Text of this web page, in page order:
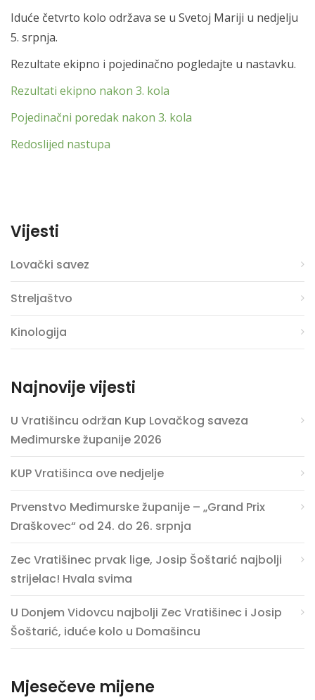
Iduće četvrto kolo održava se u Svetoj Mariji u nedjelju
5. srpnja.
Rezultate ekipno i pojedinačno pogledajte u nastavku.
Rezultati ekipno nakon 3. kola
Pojedinačni poredak nakon 3. kola
Redoslijed nastupa
Vijesti
Lovački savez
Streljaštvo
Kinologija
Najnovije vijesti
U Vratišincu održan Kup Lovačkog saveza
Međimurske županije 2026
KUP Vratišinca ove nedjelje
Prvenstvo Međimurske županije – „Grand Prix
Draškovec“ od 24. do 26. srpnja
Zec Vratišinec prvak lige, Josip Šoštarić najbolji
strijelac! Hvala svima
U Donjem Vidovcu najbolji Zec Vratišinec i Josip
Šoštarić, iduće kolo u Domašincu
Mjesečeve mijene